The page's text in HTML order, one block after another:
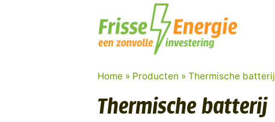
Home » Producten » Thermische batterij
Thermische batterij